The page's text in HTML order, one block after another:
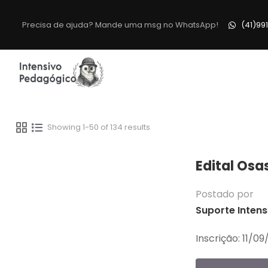
Precisa de ajuda? Mande uma msg no WhatsApp!
Showing 1-50 of 134 results
Edital
Postado por
Suporte
Inscrição: 11/